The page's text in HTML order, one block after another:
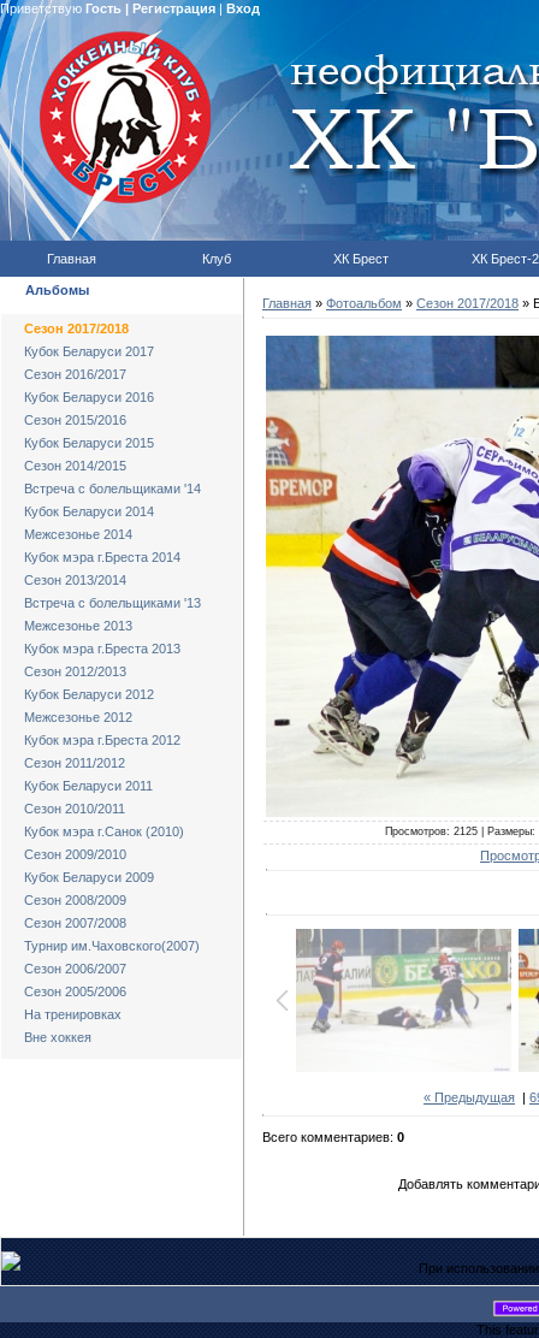
Приветствую Гость | Регистрация| Вход
Главная Клуб ХК Брест ХК Брест-2
Альбомы
Сезон 2017/2018
Кубок Беларуси 2017
Сезон 2016/2017
Кубок Беларуси 2016
Сезон 2015/2016
Кубок Беларуси 2015
Сезон 2014/2015
Встреча с болельщиками '14
Кубок Беларуси 2014
Межсезонье 2014
Кубок мэра г.Бреста 2014
Сезон 2013/2014
Встреча с болельщиками '13
Межсезонье 2013
Кубок мэра г.Бреста 2013
Сезон 2012/2013
Кубок Беларуси 2012
Межсезонье 2012
Кубок мэра г.Бреста 2012
Сезон 2011/2012
Кубок Беларуси 2011
Сезон 2010/2011
Кубок мэра г.Санок (2010)
Сезон 2009/2010
Кубок Беларуси 2009
Сезон 2008/2009
Сезон 2007/2008
Турнир им.Чаховского(2007)
Сезон 2006/2007
Сезон 2005/2006
На тренировках
Вне хоккея
Главная » Фотоальбом » Сезон 2017/2018 »
Просмотров: 2125 |
« Предыдущая |
Всего комментариев: 0
Добавлять
При
This